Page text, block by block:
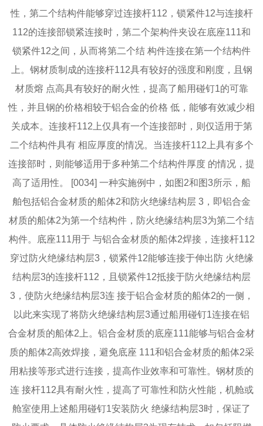
性，第二个结构件能够穿过连接杆112，锁紧件12与连接杆
112的连接部锁紧连接时，第二个架构件夹设在底座111和
锁紧件12之间，从而将第二个结 构件连接在第一个结构件
上。钢材质制成的连接杆112具有较好的强度和刚度，且钢
材质熔 点高具有较好的耐火性，提高了船用碰钉1的可靠
性，并且钢的价格相较于铝合金的价格 低，能够有效减少相
关成本。连接杆112上仅具有一个连接部时，则仅适用于第
二个结构件具有 相应厚度的情况。当连接杆112上具有多个
连接部时，则能够适用于多种第二个结构件厚度 的情况，提
高了适用性。 [0034] 一种实施例中，如图2和图3所示，船
舶包括铝合金材质的船体2和防火绝缘结构层 3，即铝合金
材质的船体2为第一个结构件，防火绝缘结构层3为第二个结
构件。底座111用于 与铝合金材质的船体2焊接，连接杆112
穿过防火绝缘结构层3，锁紧件12能够连接于伸出防 火绝缘
结构层3的连接杆112，且锁紧件12抵接于防火绝缘结构层
3，使防火绝缘结构层3连 接于铝合金材质的船体2的一侧，
以此来实现了将防火绝缘结构层3通过船用碰钉1连接在铝
合金材质的船体2上。铝合金材质的底座111能够与铝合金材
质的船体2高效焊接，避免底座 111和铝合金材质的船体2采
用粘接等形式进行连接，提高作业效率和可靠性。钢材质的
连 接杆112具有耐火性，提高了可靠性和防火性能，机舱或
舱室使用上述船用碰钉1安装防火 绝缘结构层3时，保证了